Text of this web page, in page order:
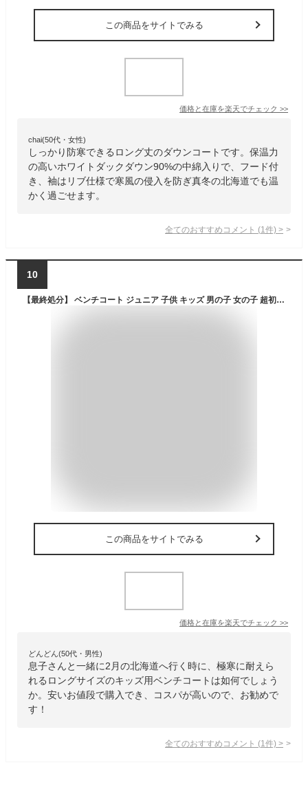
この商品をサイトでみる
価格と在庫を楽天でチェック >>
chai(50代・女性)
しっかり防寒できるロング丈のダウンコートです。保温力
の高いホワイトダックダウン90%の中綿入りで、フード付
き、袖はリブ仕様で寒風の侵入を防ぎ真冬の北海道でも温
かく過ごせます。
全てのおすすめコメント (1 件) >
10
【最終処分】 ベンチコート ジュニア 子供 キッズ 男の子 女の子 超初水加工 中綿 裏ボア ロング コート ジャンパー アウター サッカー バスケ 130cm 140cm 150cm 160cm
この商品をサイトでみる
価格と在庫を楽天でチェック >>
どんどん(50代・男性)
息子さんと一緒に2月の北海道へ行く時に、極寒に耐えら
れるロングサイズのキッズ用ベンチコートは如何でしょう
か。安いお値段で購入でき、コスパが高いので、お勧めで
す！
全てのおすすめコメント (1 件) >